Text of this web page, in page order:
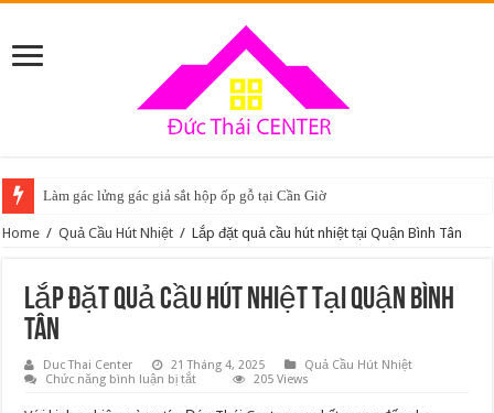
Làm gác lửng gác giả sắt hộp ốp gỗ tại Cần Giờ
Home / Quả Cầu Hút Nhiệt / Lắp đặt quả cầu hút nhiệt tại Quận Bình Tân
Lắp đặt quả cầu hút nhiệt tại Quận Bình
Tân
Duc Thai Center 21 Tháng 4, 2025
Quả Cầu Hút Nhiệt
Chức năng bình luận bị tắtở
đặt
205 Views